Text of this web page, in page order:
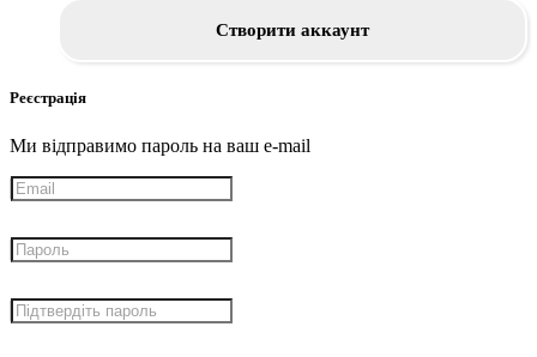
Створити аккаунт
Реєстрація
Ми відправимо пароль на ваш e-mail